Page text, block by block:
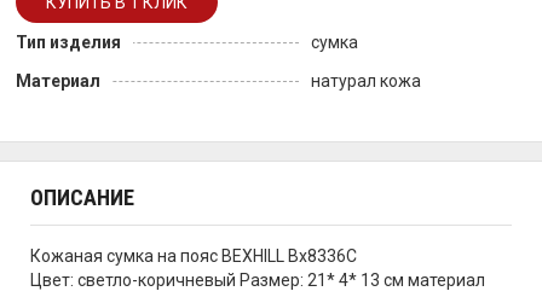
Тип изделия
сумка
Материал
натурал кожа
ОПИСАНИЕ
Кожаная сумка на пояс BEXHILL Bx8336C
Цвет: светло-коричневый Размер: 21* 4* 13 см материал